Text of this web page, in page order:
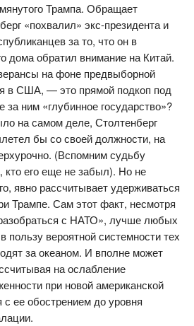
Трампа. Обращает
«похвалил» экс-президента и
за то, что он в
дома обратил внимание на Китай.
на фоне предвыборной
в США, — это прямой подкоп под
ним «глубинное государство»?
на самом деле, Столтенберг
бы со своей должности, на
(Вспомним судьбу
кто его еще не забыл). Но не
явно рассчитывает удерживаться
Трампе. Сам этот факт, несмотря
с НАТО», лучше любых
пользу вероятной системности тех
за океаном. И вполне может
на ослабление
при новой американской
ее обострением до уровня